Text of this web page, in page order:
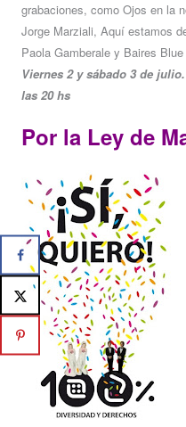
grabaciones, como Ojos en la
Jorge Marziali, Aquí estamos
Paola Gamberale y Baires
Viernes 2 y sábado 3 de
las 20 hs
Por la Ley de